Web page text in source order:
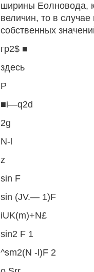
ширины Еолновода,
величин, то в
собственных
гр2$ ■
здесь
Р
■i—q2d
2g
N-l
z
sin F
sin (JV.— 1)F
iUK(m)+N£
sin2 F 1
^sm2(N -l)F 2